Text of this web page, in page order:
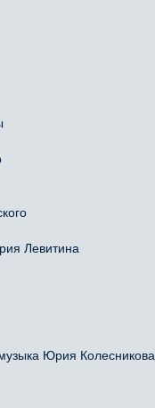
Левитина
Юрия Колесникова